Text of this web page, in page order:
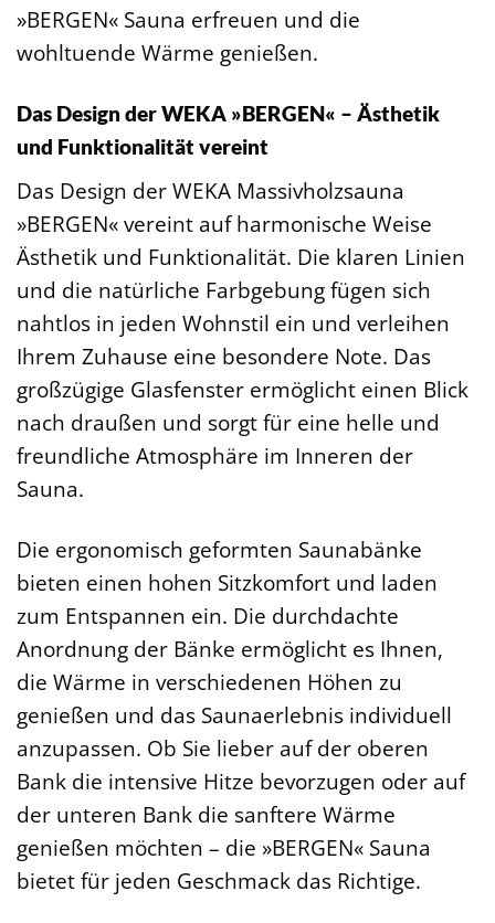
»BERGEN« Sauna erfreuen und die
wohltuende Wärme genießen.
Das Design der WEKA »BERGEN« – Ästhetik
und Funktionalität vereint
Das Design der WEKA Massivholzsauna
»BERGEN« vereint auf harmonische Weise
Ästhetik und Funktionalität. Die klaren Linien
und die natürliche Farbgebung fügen sich
nahtlos in jeden Wohnstil ein und verleihen
Ihrem Zuhause eine besondere Note. Das
großzügige Glasfenster ermöglicht einen Blick
nach draußen und sorgt für eine helle und
freundliche Atmosphäre im Inneren der
Sauna.
Die ergonomisch geformten Saunabänke
bieten einen hohen Sitzkomfort und laden
zum Entspannen ein. Die durchdachte
Anordnung der Bänke ermöglicht es Ihnen,
die Wärme in verschiedenen Höhen zu
genießen und das Saunaerlebnis individuell
anzupassen. Ob Sie lieber auf der oberen
Bank die intensive Hitze bevorzugen oder auf
der unteren Bank die sanftere Wärme
genießen möchten – die »BERGEN« Sauna
bietet für jeden Geschmack das Richtige.